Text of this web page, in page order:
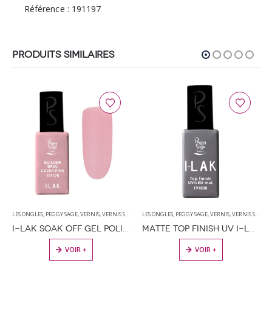
Référence : 191197
PRODUITS SIMILAIRES
LES ONGLES, PEGGY SAGE,VERNIS,VERNIS SEMI PERMANENT
I-LAK SOAK OFF GEL POLISH BUILDER BASE COVER PINK – 11ML
VOIR +
LES ONGLES, PEGGY SAGE,VERNIS,VERNIS SEMI PERMANENT
MATTE TOP FINISH UV I-LAK SOAK OFF GEL POLISH – 11ML
VOIR +